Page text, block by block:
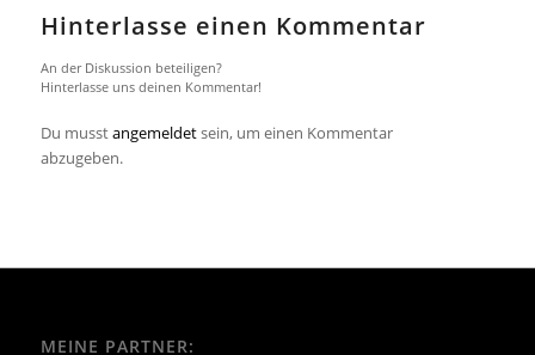
Hinterlasse einen Kommentar
An der Diskussion beteiligen?
Hinterlasse uns deinen Kommentar!
Du musstangemeldetsein, um einen Kommentar
abzugeben.
MEINE PARTNER: